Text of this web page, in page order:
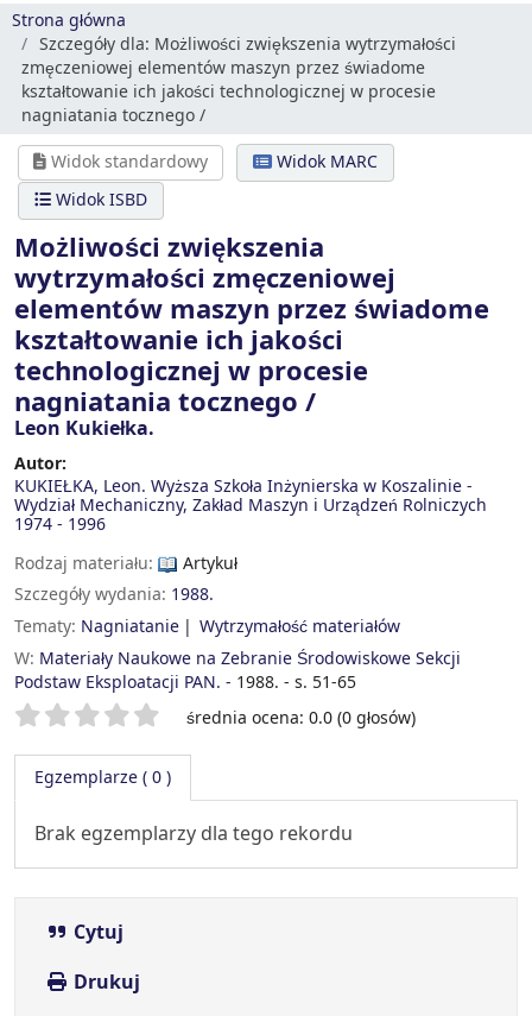
Strona główna
Szczegóły dla: Możliwości zwiększenia wytrzymałości
zmęczeniowej elementów maszyn przez świadome
kształtowanie ich jakości technologicznej w procesie
nagniatania tocznego /
Widok standardowy
Widok MARC
Widok ISBD
Możliwości zwiększenia
wytrzymałości zmęczeniowej
elementów maszyn przez świadome
kształtowanie ich jakości
technologicznej w procesie
nagniatania tocznego /
Leon Kukiełka.
Autor:
KUKIEŁKA, Leon. Wyższa Szkoła Inżynierska w Koszalinie -
Wydział Mechaniczny, Zakład Maszyn i Urządzeń Rolniczych
1974 - 1996
Rodzaj materiału:
Artykuł
Szczegóły wydania: 1988.
Tematy: Nagniatanie
Wytrzymałość materiałów
W: Materiały Naukowe na Zebranie Środowiskowe Sekcji
Podstaw Eksploatacji PAN. - 1988. - s. 51-65
Twoje oceny średnia ocena: 0.0 (0 głosów)
Egzemplarze( 0 )
Brak egzemplarzy dla tego rekordu
Cytuj
Drukuj